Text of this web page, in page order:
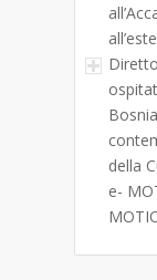
della
e-